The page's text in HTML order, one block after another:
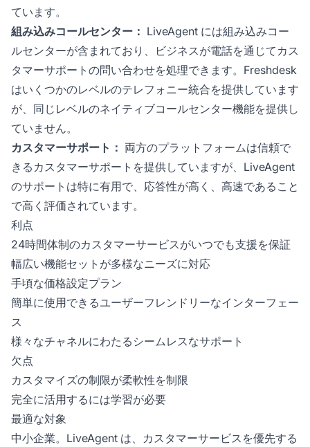
ています。
組み込みコールセンター： LiveAgent には組み込みコー
ルセンターが含まれており、ビジネスが電話を通じてカス
タマーサポートの問い合わせを処理できます。Freshdesk
はいくつかのレベルのテレフォニー統合を提供しています
が、同じレベルのネイティブコールセンター機能を提供し
ていません。
カスタマーサポート： 両方のプラットフォームは信頼で
きるカスタマーサポートを提供していますが、LiveAgent
のサポートは特に有用で、応答性が高く、高速であること
で高く評価されています。
利点
24時間体制のカスタマーサービスがいつでも支援を保証
幅広い機能セットが多様なニーズに対応
手頃な価格設定プラン
簡単に使用できるユーザーフレンドリーなインターフェー
ス
様々なチャネルにわたるシームレスなサポート
欠点
カスタマイズの制限が柔軟性を制限
完全に活用するには学習が必要
最適な対象
中小企業。LiveAgent は、カスタマーサービスを優先する